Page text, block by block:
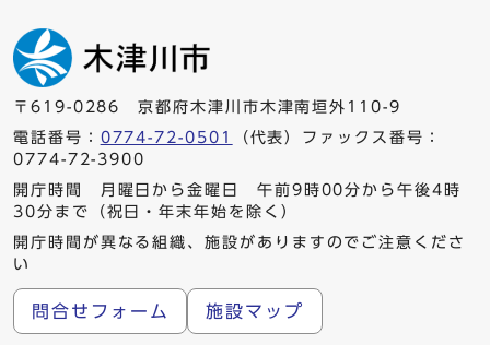
〒619-0286 京都府木津川市木津南垣外110-9
電話番号： 0774-72-0501
（代表）ファックス番号：
0774-72-3900
開庁時間 月曜日から金曜日 午前9時00分から午後4時
30分まで（祝日・年末年始を除く）
開庁時間が異なる組織、施設がありますのでご注意くださ
い
問合せフォーム 施設マップ